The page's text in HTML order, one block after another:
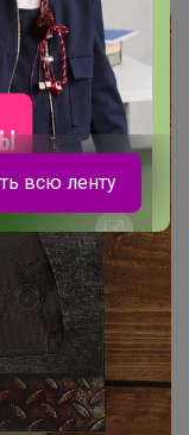
от 22
всю ленту